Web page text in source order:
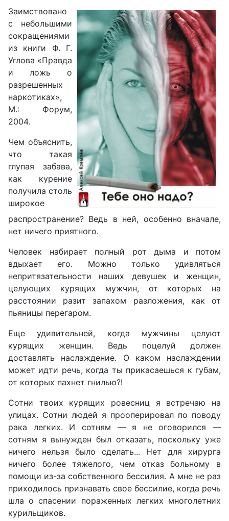
Заимствовано
с небольшими
сокращениями
из книги Ф. Г.
Углова «Правда
и ложь о
разрешенных
наркотиках»,
М.: Форум,
2004.
Чем объяснить,
что такая
глупая забава,
как курение
получила столь
широкое
распространение? Ведь в ней, особенно вначале,
нет ничего приятного.
Человек набирает полный рот дыма и потом
вдыхает его. Можно только удивляться
непритязательности наших девушек и женщин,
целующих курящих мужчин, от которых на
расстоянии разит запахом разложения, как от
пьяницы перегаром.
Еще удивительней, когда мужчины целуют
курящих женщин. Ведь поцелуй должен
доставлять наслаждение. О каком наслаждении
может идти речь, когда ты прикасаешься к губам,
от которых пахнет гнилью?!
Сотни твоих курящих ровесниц я встречаю на
улицах. Сотни людей я прооперировал по поводу
рака легких. И сотням — я не оговорился —
сотням я вынужден был отказать, поскольку уже
ничего нельзя было сделать... Нет для хирурга
ничего более тяжелого, чем отказ больному в
помощи из-за собственного бессилия. А мне не раз
приходилось признавать свое бессилие, когда речь
шла о спасении пораженных легких многолетних
курильщиков.